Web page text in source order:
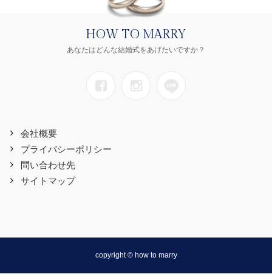
HOW TO MARRY
あなたはどんな結婚式をあげたいですか？
会社概要
プライバシーポリシー
問い合わせ先
サイトマップ
copyright © how to marry